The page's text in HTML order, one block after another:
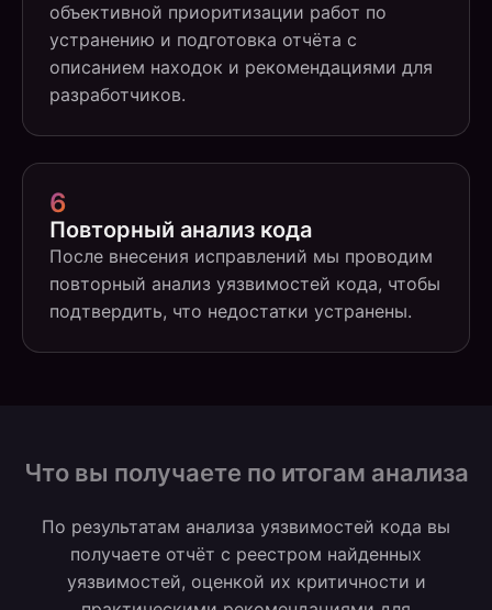
объективной приоритизации работ по
устранению и подготовка отчёта с
описанием находок и рекомендациями для
разработчиков.
6
Повторный анализ кода
После внесения исправлений мы проводим
повторный анализ уязвимостей кода, чтобы
подтвердить, что недостатки устранены.
Что вы получаете по итогам анализа
По результатам анализа уязвимостей кода вы
получаете отчёт с реестром найденных
уязвимостей, оценкой их критичности и